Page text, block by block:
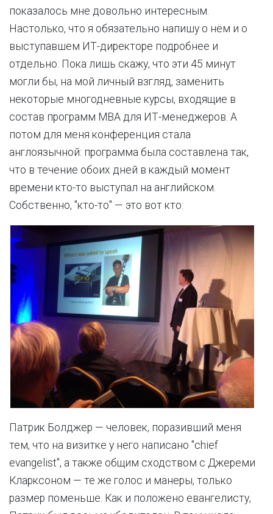
показалось мне довольно интересным.
Настолько, что я обязательно напишу о нём и о
выступавшем ИТ-директоре подробнее и
отдельно. Пока лишь скажу, что эти 45 минут
могли бы, на мой личный взгляд, заменить
некоторые многодневные курсы, входящие в
состав программ MBA для ИТ-менеджеров. А
потом для меня конференция стала
англоязычной: программа была составлена так,
что в течение обоих дней в каждый момент
времени кто-то выступал на английском.
Собственно, "кто-то" — это вот кто:
Патрик Болджер — человек, поразивший меня
тем, что на визитке у него написано "chief
evangelist", а также общим сходством с Джереми
Кларксоном — те же голос и манеры, только
размер поменьше. Как и положено евангелисту,